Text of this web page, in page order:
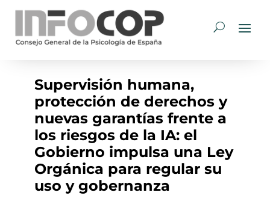
Supervisión humana,
protección de derechos y
nuevas garantías frente a
los riesgos de la IA: el
Gobierno impulsa una Ley
Orgánica para regular su
uso y gobernanza